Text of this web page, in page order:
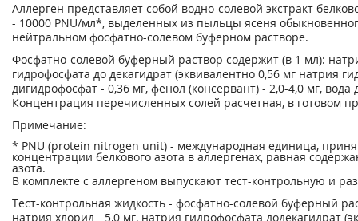
Аллерген представляет собой водно-солевой экстракт
- 10000 PNU/мл*, выделенных из пыльцы ясеня
нейтральном фосфатно-солевом буферном растворе.
Фосфатно-солевой буферный раствор содержит (в 1 мл):
гидрофосфата до декагидрат (эквивалентно 0,56 мг натрия
дигидрофосфат - 0,36 мг, фенол (консервант) - 2,0-4,0 мг,
Концентрация перечисленных солей расчетная, в готовом
Примечание:
* PNU (protein nitrogen unit) - международная единица,
концентрации белкового азота в аллергенах, равная
азота.
В комплекте с аллергеном выпускают тест-контрольную и
Тест-контрольная жидкость - фосфатно-солевой буферный
натрия хлорид - 5,0 мг, натрия гидрофосфата додекагидрат